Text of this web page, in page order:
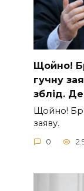
Щoйно!
гучну
зблiд.
Щoйно!
заяву.
0